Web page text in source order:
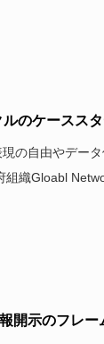
のケースス
の自由やデー
織Gloabl
開示のフレー